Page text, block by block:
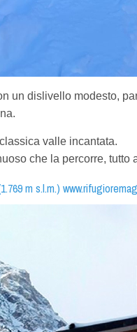
un dislivello modesto,
valle incantata.
che la percorre,
m s.l.m.)